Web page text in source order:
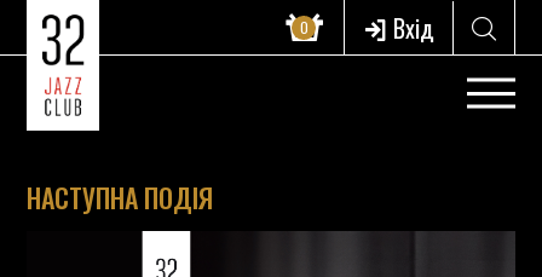
0 Вхід
НАСТУПНА ПОДІЯ